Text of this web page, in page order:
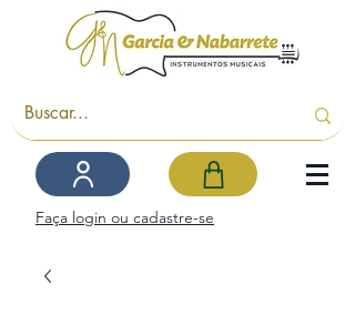
Faça login ou cadastre-se